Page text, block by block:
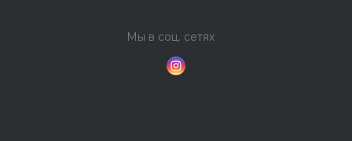
Мы в соц. сетях